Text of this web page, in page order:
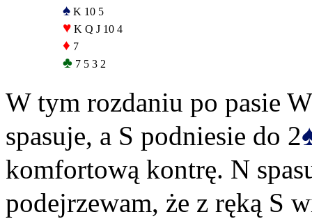
♠ K 10 5
♥ K Q J 10 4
♦ 7
♣ 7 5 3 2
W tym rozdaniu po pasie
spasuje, a S podniesie do 2
komfortową kontrę. N
podejrzewam, że z ręką S